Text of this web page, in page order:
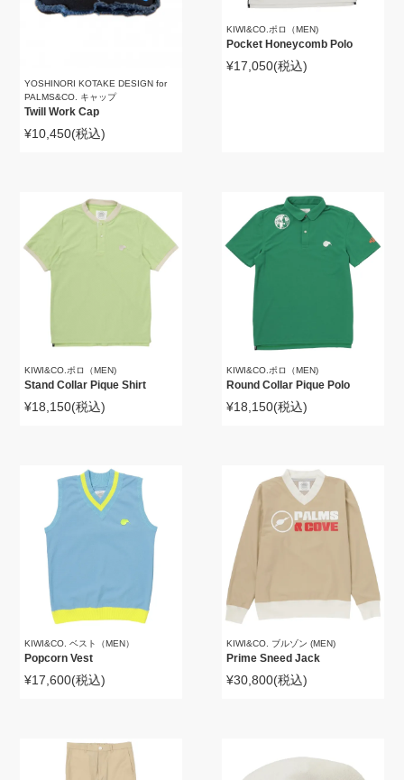
YOSHINORI KOTAKE DESIGN for
PALMS&CO. キャップ
Twill Work Cap
¥10,450(税込)
KIWI&CO.ポロ（MEN)
Pocket Honeycomb Polo
¥17,050(税込)
KIWI&CO.ポロ（MEN)
Stand Collar Pique Shirt
¥18,150(税込)
KIWI&CO.ポロ（MEN)
Round Collar Pique Polo
¥18,150(税込)
KIWI&CO. ベスト（MEN）
Popcorn Vest
¥17,600(税込)
KIWI&CO. ブルゾン (MEN)
Prime Sneed Jack
¥30,800(税込)